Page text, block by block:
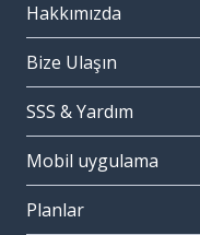
Hakkımızda
Bize Ulaşın
SSS & Yardım
Mobil uygulama
Planlar